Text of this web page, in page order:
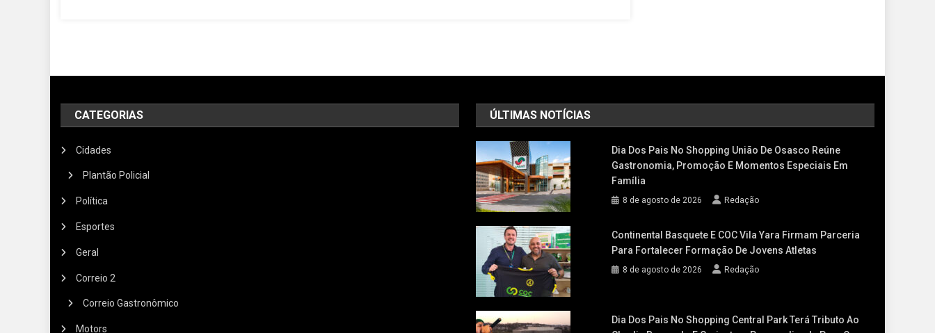
De
CATEGORIAS
Cidades
Plantão Policial
Política
Esportes
Geral
Correio 2
Correio Gastronômico
Motors
ÚLTIMAS NOTÍCIAS
Dia Dos Pais No Shopping União De Osasco Reúne
Gastronomia, Promoção E Momentos Especiais Em
Família
8 de agosto de 2026 Redação
Continental Basquete E COC Vila Yara Firmam Parceria
Para Fortalecer Formação De Jovens Atletas
8 de agosto de 2026 Redação
Dia Dos Pais No Shopping Central Park Terá Tributo Ao